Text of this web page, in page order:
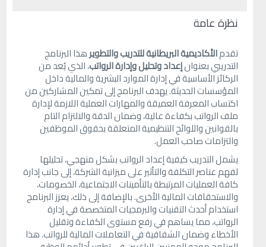
نظرة عامة
تقدمالأكاديمية البريطانية للتدريب والتطويرهذا البرنامج
التدريبي بعنوانإعداد وتحليل وإدارة الرواتب، الذي يُعد من
الركائز الأساسية في إدارة الموارد البشرية والمالية داخل
المؤسسات الحديثة. يهدف البرنامج إلى تمكين المشاركين من
اكتساب المعرفة العميقة والمهارات العملية اللازمة لإدارة
ملف الرواتب بكفاءة عالية، وضمان الدقة والالتزام التام
بالقوانين واللوائح التنظيمية المتعلقة بحقوق الموظفين
والتزامات صاحب العمل.
يشمل التدريب كيفية إعداد الرواتب بشكل منهجي، تحليلها
لفهم عناصر التكلفة والتأثير على ميزانية الشركة، إلى جانب إدارة
كافة العمليات المرتبطة بالتأمينات الاجتماعية، الخصومات،
والاستحقاقات المالية الأخرى. بالإضافة إلى ذلك، يعزز البرنامج
استخدام أحدث التقنيات والبرمجيات المتخصصة في إدارة
الرواتب، مما يساهم في رفع مستوى الكفاءة وتقليل
الأخطاء وضمان الشفافية في التعاملات المالية للرواتب. هذا